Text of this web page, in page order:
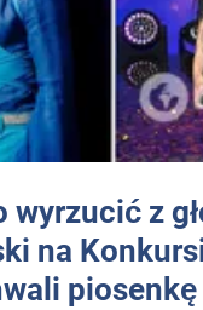
wyrzucić z
na